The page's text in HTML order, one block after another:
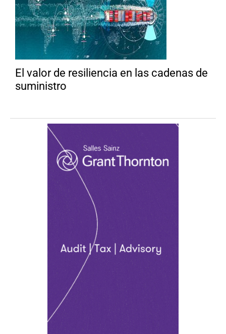
El valor de resiliencia en las cadenas de
suministro